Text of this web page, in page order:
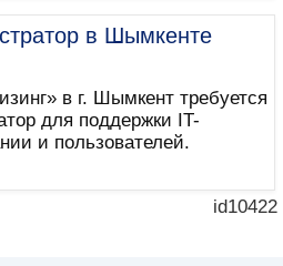
в Шымкенте
в г. Шымкент требуется
для поддержки IT-
и пользователей.
id10422